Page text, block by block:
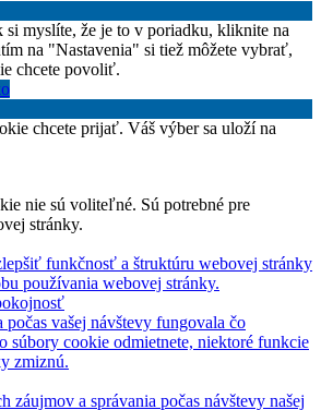
si myslíte, že je to v poriadku, kliknite na
na "Nastavenia" si tiež môžete vybrať,
chcete povoliť.
chcete prijať. Váš výber sa uloží na
nie sú voliteľné. Sú potrebné pre
stránky.
funkčnosť a štruktúru webovej stránky
používania webovej stránky.
počas vašej návštevy fungovala čo
súbory cookie odmietnete, niektoré funkcie
zmiznú.
záujmov a správania počas návštevy našej